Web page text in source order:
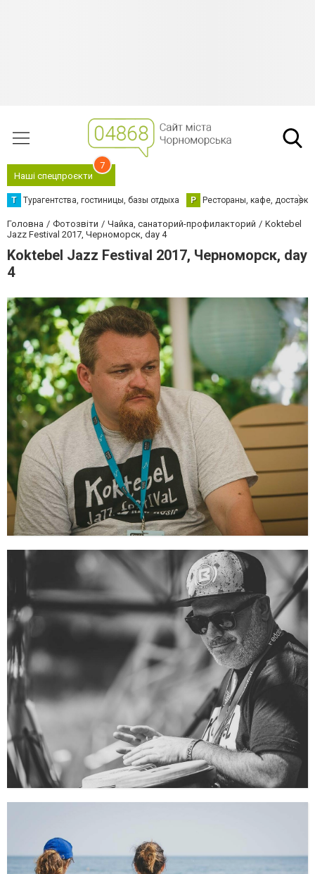
Наші спецпроєкти
7
Т Турагентства, гостиницы, базы отдыха Р Рестораны, кафе,
Головна Фотозвіти Чайка, санаторий-профилакторий
Koktebel
Jazz Festival 2017, Черноморск, day 4
Koktebel Jazz Festival 2017, Черноморск, day
4